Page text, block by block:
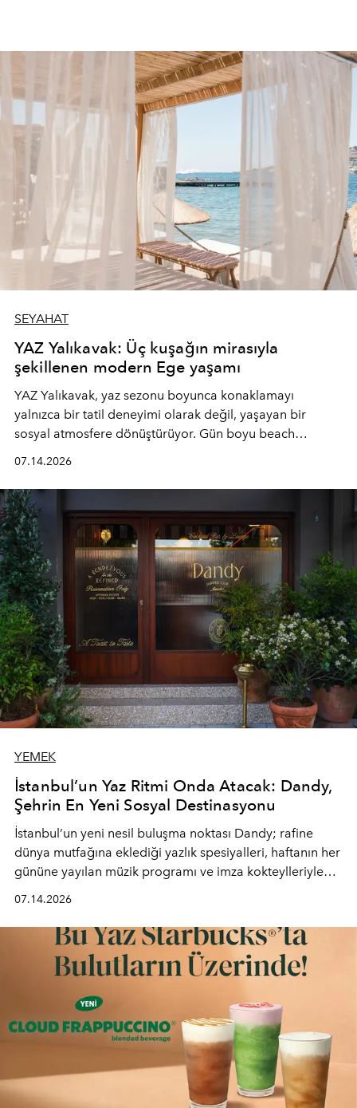
SEYAHAT
YAZ Yalıkavak: Üç kuşağın mirasıyla
şekillenen modern Ege yaşamı
YAZ Yalıkavak, yaz sezonu boyunca konaklamayı
yalnızca bir tatil deneyimi olarak değil, yaşayan bir
sosyal atmosfere dönüştürüyor. Gün boyu beach
mutfağını modern dokunuşlarla müzikle buluşturan
tematik gastronomi geceleri misafirlerle buluşuyor.
Paylaşıma, lezzete ve müziğe odaklanan bu özel
akşamlar, YAZ’ın sade lüks anlayışını gün batımından
geceye taşıyarak her hafta farklı bir deneyim sunuyor.
07.14.2026
YEMEK
İstanbul’un Yaz Ritmi Onda Atacak: Dandy,
Şehrin En Yeni Sosyal Destinasyonu
İstanbul’un yeni nesil buluşma noktası Dandy; rafine
dünya mutfağına eklediği yazlık spesiyalleri, haftanın her
gününe yayılan müzik programı ve imza kokteylleriyle
lüks" anlayışıyla buluşturan mekan; gurme lezzetleri, iyi
müziği ve açık havadaki özel puro alanını tek bir çatı
altında sunuyor.
07.14.2026